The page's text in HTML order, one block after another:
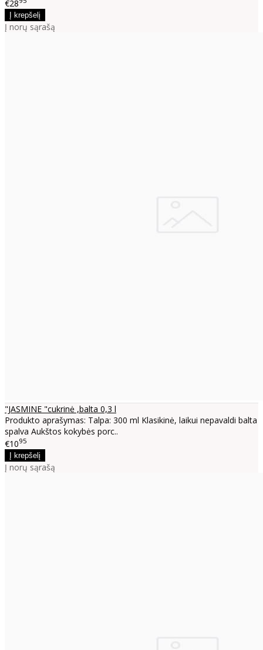
€28
Į norų sąrašą
"JASMINE "cukrinė ,balta 0,3 l
Produkto aprašymas: Talpa: 300 ml Klasikinė, laikui nepavaldi balta
spalva Aukštos kokybės porc..
€1095
Į norų sąrašą